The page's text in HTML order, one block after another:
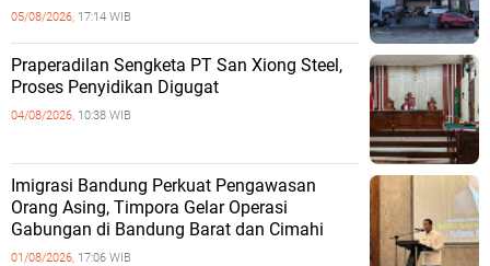
05/08/2026, 17:14 WIB
Praperadilan Sengketa PT San Xiong Steel,
Proses Penyidikan Digugat
04/08/2026, 10:38 WIB
Imigrasi Bandung Perkuat Pengawasan
Orang Asing, Timpora Gelar Operasi
Gabungan di Bandung Barat dan Cimahi
01/08/2026, 17:06 WIB